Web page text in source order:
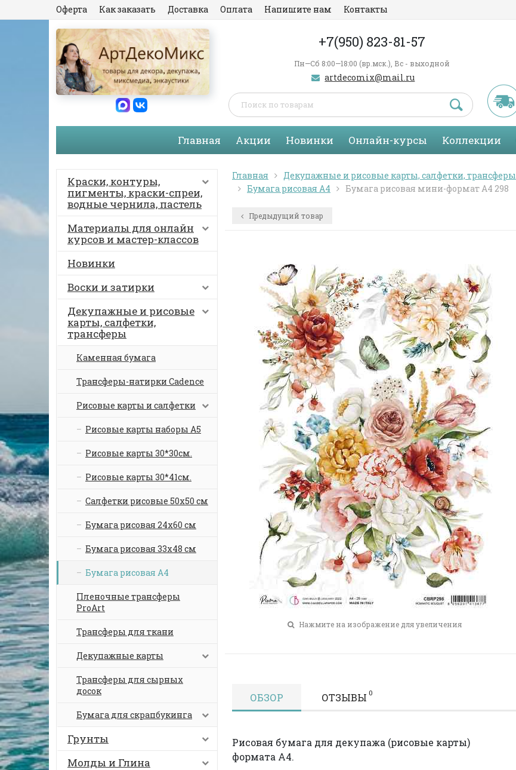
Оферта Как заказать Доставка Оплата Напишите нам Контакты
+7(950) 823-81-57
Пн—Сб 8:00—18:00 (вр.мск.), Вс - выходной
artdecomix@mail.ru
Главная Акции Новинки Онлайн-курсы Коллекции
Краски, контуры,
пигменты, краски-спреи,
водные чернила, пастель
Материалы для онлайн
курсов и мастер-классов
Новинки
Воски и затирки
Декупажные и рисовые
карты, салфетки,
трансферы
Каменная бумага
Трансферы-натирки Cadence
Рисовые карты и салфетки
Рисовые карты наборы А5
Рисовые карты 30*30см.
Рисовые карты 30*41см.
Салфетки рисовые 50х50 см
Бумага рисовая 24х60 см
Бумага рисовая 33х48 см
Бумага рисовая А4
Пленочные трансферы
ProArt
Трансферы для ткани
Декупажные карты
Трансферы для сырных
досок
Бумага для скрапбукинга
Грунты
Молды и Глина
Главная Декупажные и рисовые карты, салфетки, трансферы
Бумага рисовая А4
Бумага рисовая мини-формат A4 298
Предыдущий товар
Нажмите на изображение для увеличения
ОБЗОР ОТЗЫВЫ 0
Рисовая бумага для декупажа (рисовые карты)
формата А4.